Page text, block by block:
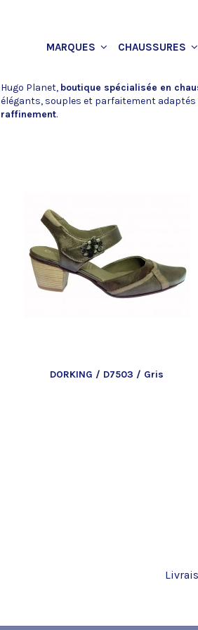
MARQUES CHAUSSURES
Hugo Planet, boutique spécialisée en
élégants, souples et parfaitement adaptés
raffinement.
DORKING / D7503 / Gris